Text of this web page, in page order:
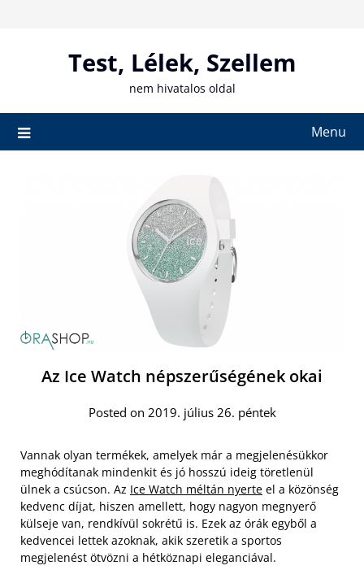
Test, Lélek, Szellem
nem hivatalos oldal
Menu
Az Ice Watch népszerűségének okai
Posted on 2019. július 26. péntek
Vannak olyan termékek, amelyek már a megjelenésükkor
meghódítanak mindenkit és jó hosszú ideig töretlenül
ülnek a csúcson. Az Ice Watch méltán nyerte el a közönség
kedvenc díjat, hiszen amellett, hogy nagyon megnyerő
külseje van, rendkívül sokrétű is. Ezek az órák egyből a
kedvencei lettek azoknak, akik szeretik a sportos
megjelenést ötvözni a hétköznapi eleganciával.